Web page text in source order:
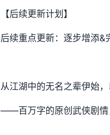
【后续更新计划】
后续重点更新：逐步增添
从江湖中的无名之辈伊始
——百万字的原创武侠剧情